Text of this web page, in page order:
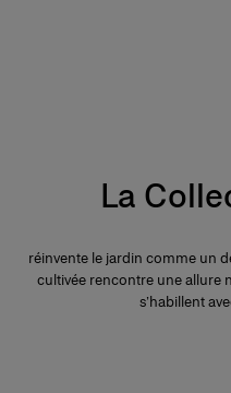
La
réinvente le jardin comme un
cultivée rencontre une allure
s’habillent